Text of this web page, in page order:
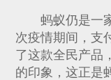
蚂蚁仍是一家
次疫情期间，支
了这款全民产品
的印象，这正是